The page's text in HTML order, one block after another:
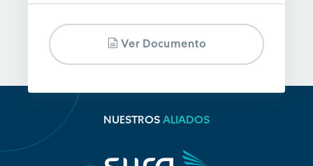
Ver Documento
NUESTROS ALIADOS